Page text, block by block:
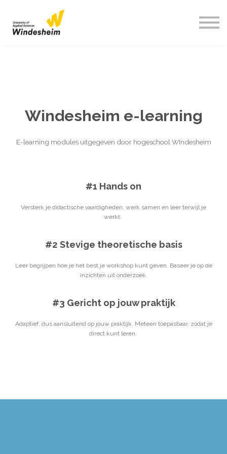
Windesheim e-learning
E-learning modules uitgegeven door hogeschool WIndesheim
#1 Hands on
Versterk je didactische vaardigheden, werk samen en leer terwijl je
werkt.
#2 Stevige theoretische basis
Leer begrijpen hoe je het best je workshop kunt geven. Baseer je op de
inzichten uit onderzoek.
#3 Gericht op jouw praktijk
Adaptief, dus aansluitend op jouw praktijk. Meteen toepasbaar, zodat je
direct kunt leren.